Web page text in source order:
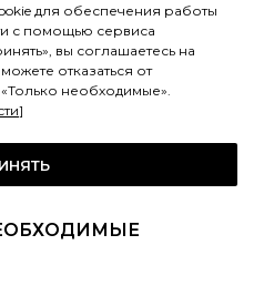
для обеспечения работы
с помощью сервиса
вы соглашаетесь на
отказаться от
необходимые».
]